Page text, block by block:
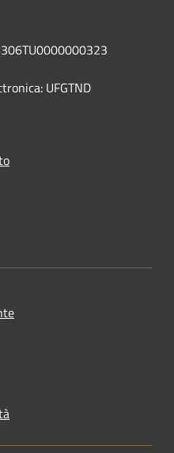
UFGTND